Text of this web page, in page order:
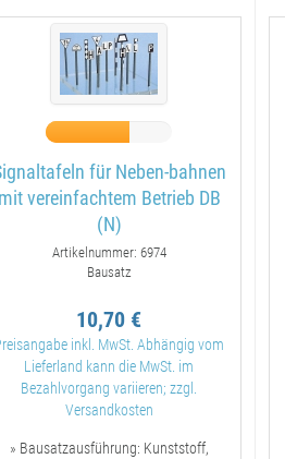
für Neben-bahnen
vereinfachtem Betrieb DB
(N)
Artikelnummer: 6974
Bausatz
10,70 €
inkl. MwSt. Abhängig vom
Lieferland kann die MwSt. im
Bezahlvorgang variieren; zzgl.
Versandkosten
» Bausatzausführung: Kunststoff,